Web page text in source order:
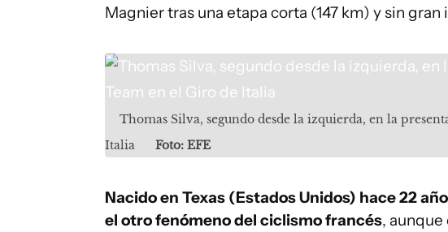
Magnier tras una etapa corta (147 km) y sin
Thomas Silva, segundo desde la izquierda, en la
Italia
Foto: EFE
Nacido en Texas (Estados Unidos) hace 22
el otro fenómeno del ciclismo francés,